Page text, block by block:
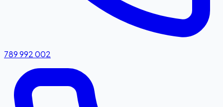
789 992 002